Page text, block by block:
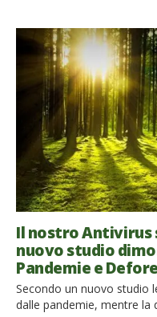
Il nostro Antivirus
nuovo studio
Pandemie e
Secondo un nuovo studio
dalle pandemie, mentre la